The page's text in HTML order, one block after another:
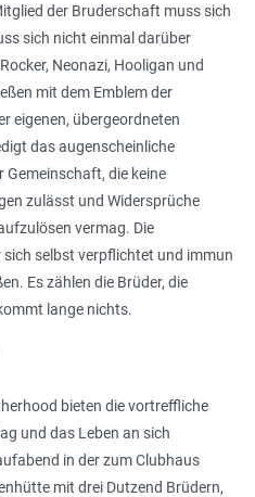
der Bruderschaft muss sich
sich nicht einmal darüber
Neonazi, Hooligan und
mit dem Emblem der
eigenen, übergeordneten
das augenscheinliche
Gemeinschaft, die keine
zulässt und Widersprüche
vermag. Die
selbst verpflichtet und immun
Es zählen die Brüder, die
lange nichts.
bieten die vortreffliche
und das Leben an sich
in der zum Clubhaus
mit drei Dutzend Brüdern,